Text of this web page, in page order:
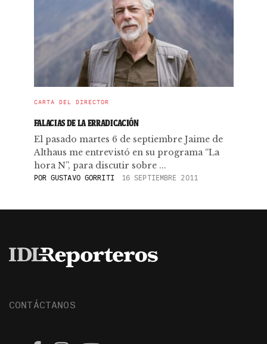
CARTA DEL DIRECTOR
FALACIAS DE LA ERRADICACIÓN
El pasado martes 6 de septiembre Jaime de
Althaus me entrevistó en su programa “La
hora N”, para discutir sobre ...
POR GUSTAVO GORRITI 16 SEPTIEMBRE 2011
CONTÁCTANOS